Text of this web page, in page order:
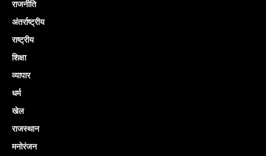
राजनीति
अंतर्राष्ट्रीय
राष्ट्रीय
शिक्षा
व्यापार
धर्म
खेल
राजस्थान
मनोरंजन